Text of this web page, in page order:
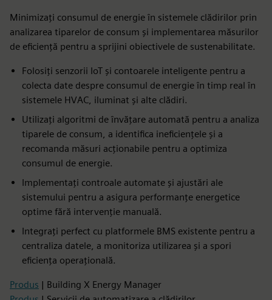
Minimizați consumul de energie în sistemele clădirilor prin
analizarea tiparelor de consum și implementarea măsurilor
de eficiență pentru a sprijini obiectivele de sustenabilitate.
Folosiți senzorii IoT și contoarele inteligente pentru a
colecta date despre consumul de energie în timp real în
sistemele HVAC, iluminat și alte clădiri.
Utilizați algoritmi de învățare automată pentru a analiza
tiparele de consum, a identifica ineficiențele și a
recomanda măsuri acționabile pentru a optimiza
consumul de energie.
Implementați controale automate și ajustări ale
sistemului pentru a asigura performanțe energetice
optime fără intervenție manuală.
Integrați perfect cu platformele BMS existente pentru a
centraliza datele, a monitoriza utilizarea și a spori
eficiența operațională.
Produs | Building X Energy Manager